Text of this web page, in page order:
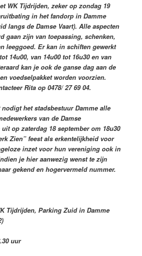
WK Tijdrijden, zeker op zondag 19
in het fandorp in Damme
langs de Damse Vaart). Alle aspecten
gaan zijn van toepassing, schenken,
leeggoed. Er kan in schiften gewerkt
14u00, van 14u00 tot 16u30 en van
kan je ook de ganse dag aan de
voedselpakket worden voorzien.
Rita op 0478/ 27 69 04.
het stadsbestuur Damme alle
van de Damse
op zaterdag 18 september om 18u30
Zien” feest als erkentelijkheid voor
inzet voor hun vereniging ook in
je hier aanwezig wenst te zijn
gekend en hogervermeld nummer.
Tijdrijden, Parking Zuid in Damme
uur